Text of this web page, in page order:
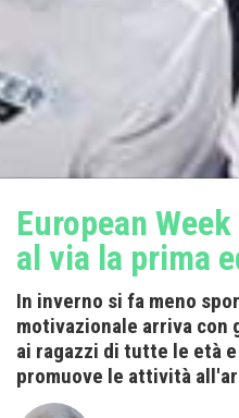
European
al via la prima
In inverno si fa meno
motivazionale arriva con
ai ragazzi di tutte le età
promuove le attività